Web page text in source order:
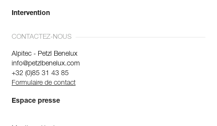
Intervention
CONTACTEZ-NOUS
Alpitec - Petzl Benelux
info@petzlbenelux.com
+32 (0)85 31 43 85
Formulaire de contact
Espace presse